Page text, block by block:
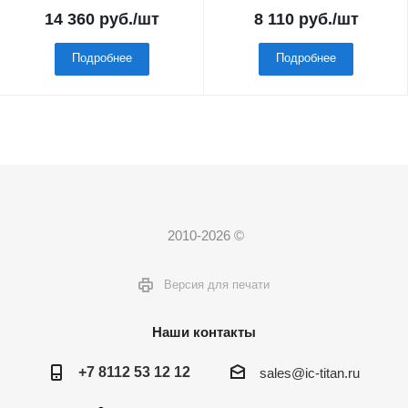
14 360 руб./шт
Подробнее
8 110руб./шт
Подробнее
2010-2026 ©
Версия для печати
Наши контакты
+7 8112 53 12 12 sales@ic-titan.ru